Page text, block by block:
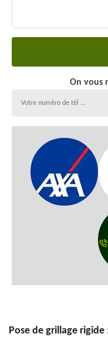
On vous
Pose de grillage